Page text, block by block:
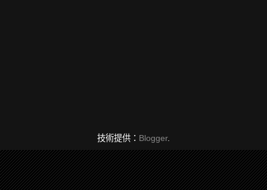
技術提供： Blogger.